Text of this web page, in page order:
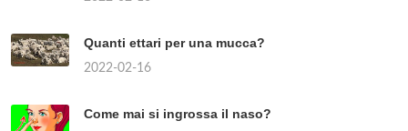
Quanti ettari per una mucca?
2022-02-16
Come mai si ingrossa il naso?